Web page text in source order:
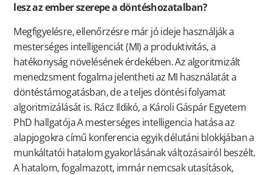
lesz az ember szerepe a döntéshozatalban?
Megfigyelésre, ellenőrzésre már jó ideje használják a
mesterséges intelligenciát (MI) a produktivitás, a
hatékonyság növelésének érdekében. Az algoritmizált
menedzsment fogalma jelentheti az MI használatát a
döntéstámogatásban, de a teljes döntési folyamat
algoritmizálását is. Rácz Ildikó, a Károli Gáspár Egyetem
PhD hallgatója A mesterséges intelligencia hatása az
alapjogokra című konferencia egyik délutáni blokkjában a
munkáltatói hatalom gyakorlásának változásairól beszélt.
A hatalom, fogalmazott, immár nemcsak utasítások,